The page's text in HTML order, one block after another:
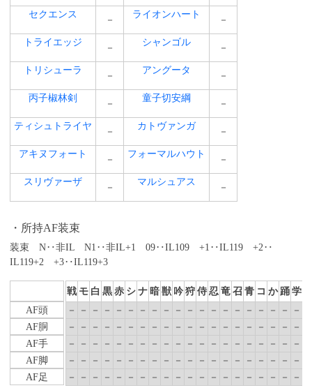
セクエンス
－
ライオンハート
－
トライエッジ
－
シャンゴル
－
トリシューラ
－
アングータ
－
丙子椒林剣
－
童子切安綱
－
ティシュトライヤ
－
カトヴァンガ
－
アキヌフォート
－
フォーマルハウト
－
スリヴァーザ
－
マルシュアス
－
所持AF装束
装束 N‥非IL N1‥非IL+1 09‥IL109 +1‥IL119 +2‥
IL119+2 +3‥IL119+3
戦 モ 白 黒 赤 シ ナ 暗 獣 吟 狩 侍 忍 竜 召 青 コ か 踊 学
AF頭
－ － － － － － － － － － － － － － － － － － － －
AF胴
－ － － － － － － － － － － － － － － － － － － －
AF手
－ － － － － － － － － － － － － － － － － － － －
AF脚
－ － － － － － － － － － － － － － － － － － － －
AF足
－ － － － － － － － － － － － － － － － － － － －